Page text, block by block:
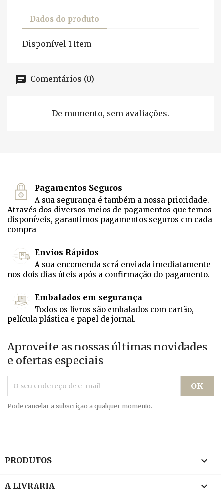
Dados do produto
Disponível 1 Item
Comentários (0)
De momento, sem avaliações.
Pagamentos Seguros
A sua segurança é também a nossa prioridade.
Através dos diversos meios de pagamentos que temos
disponíveis, garantimos pagamentos seguros em cada
compra.
Envios Rápidos
A sua encomenda será enviada imediatamente
nos dois dias úteis após a confirmação do pagamento.
Embalados em segurança
Todos os livros são embalados com cartão,
película plástica e papel de jornal.
Aproveite as nossas últimas novidades
e ofertas especiais
Pode cancelar a subscrição a qualquer momento.
PRODUTOS 
A LIVRARIA 